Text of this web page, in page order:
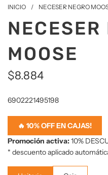
INICIO / NECESER NEGRO
NECESER
MOOSE
oferta
$8.884
6902221495198
🔥 10% OFF EN CAJAS!
Promoción activa:10%
* descuento aplicado